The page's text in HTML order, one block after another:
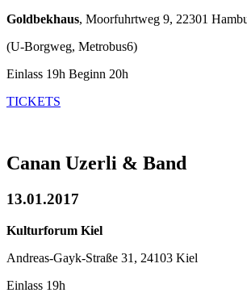
Goldbekhaus, Moorfuhrtweg 9, 22301
(U-Borgweg, Metrobus6)
Einlass 19h Beginn 20h
TICKETS
Canan Uzerli & Band
13.01.2017
Kulturforum Kiel
Andreas-Gayk-Straße 31, 24103 Kiel
Einlass 19h